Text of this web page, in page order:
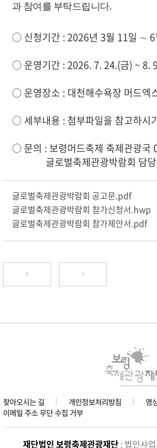
과 참여를 부탁드립니다.
○ 신청기간 : 2026년 3월 11일 ∼ 6
○ 운영기간 : 2026. 7. 24.(금) ~ 8.
○ 운영장소 : 대천해수욕장 머드엑
○ 세부내용 : 첨부파일을 참고하시
○ 문의 : 보령머드축제 축제관광
글로벌축제관광박람회 담당
글로벌축제관광박람회 공고문.pdf
글로벌축제관광박람회 참가신청서.hwp
글로벌축제관광박람회 참가제안서.pdf
찾아오시는 길 개인정보처리방침
영
이메일 주소 무단 수집 거부
재단법인 보령축제관광재단 : 법인사